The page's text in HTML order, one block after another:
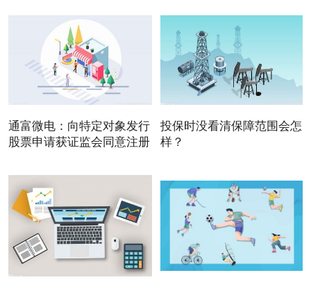
通富微电：向特定对象发行
股票申请获证监会同意注册
投保时没看清保障范围会怎
样？